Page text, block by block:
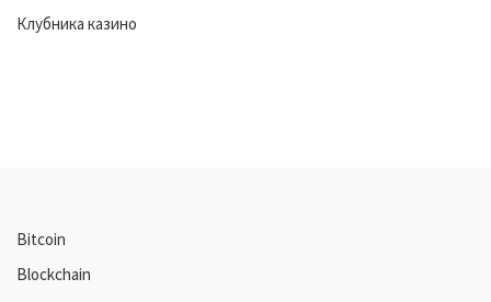
Клубника казино
Bitcoin
Blockchain